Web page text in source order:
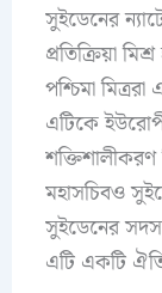
সুইডেনের
প্রতিক্রিয়া
পশ্চিমা
এটিকে
শক্তিশালীকরণ
মহাসচিবও
সুইডেনের
এটি একটি